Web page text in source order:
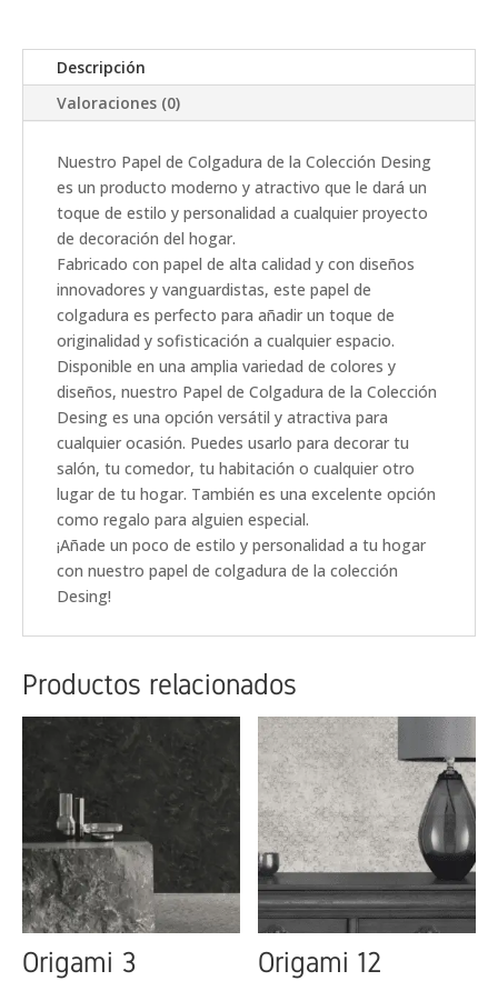
Descripción
Valoraciones (0)
Nuestro Papel de Colgadura de la Colección Desing
es un producto moderno y atractivo que le dará un
toque de estilo y personalidad a cualquier proyecto
de decoración del hogar.
Fabricado con papel de alta calidad y con diseños
innovadores y vanguardistas, este papel de
colgadura es perfecto para añadir un toque de
originalidad y sofisticación a cualquier espacio.
Disponible en una amplia variedad de colores y
diseños, nuestro Papel de Colgadura de la Colección
Desing es una opción versátil y atractiva para
cualquier ocasión. Puedes usarlo para decorar tu
salón, tu comedor, tu habitación o cualquier otro
lugar de tu hogar. También es una excelente opción
como regalo para alguien especial.
¡Añade un poco de estilo y personalidad a tu hogar
con nuestro papel de colgadura de la colección
Desing!
Productos relacionados
Origami 3 Origami 12